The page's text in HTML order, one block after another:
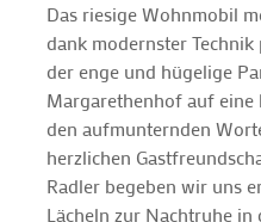
Das riesige Wohnmobil
dank modernster
der enge und hügelige
Margarethenhof auf eine
den aufmunternden
herzlichen
Radler begeben wir uns
Lächeln zur Nachtruhe in